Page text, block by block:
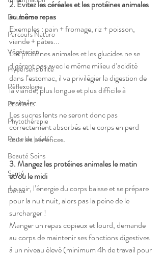
Douleurs
Parcours Naturo
Végétarien
Hypersensibilité
Réflexologie
Etudiants
Phytothérapie
Perte de poids
Beauté Soins
Santé
Détox
2. Évitez les céréales et les protéines animales
au même repas
Exemples : pain + fromage, riz + poisson,
viande + pâtes...
​Les protéines animales et les glucides ne se
digèrent pas avec le même milieu d’acidité
dans l’estomac, il va privilégier la digestion de
la viande, plus longue et plus difficile à
assimiler.
Les sucres lents ne seront donc pas
correctement absorbés et le corps en perd
tous les bénéfices.
3. Mangez les protéines animales le matin
et/ou le midi
​Le soir, l’énergie du corps baisse et se prépare
pour la nuit nuit, alors pas la peine de le
surcharger !
Manger un repas copieux et lourd, demande
au corps de maintenir ses fonctions digestives
à un niveau élevé (minimum 4h de travail pour